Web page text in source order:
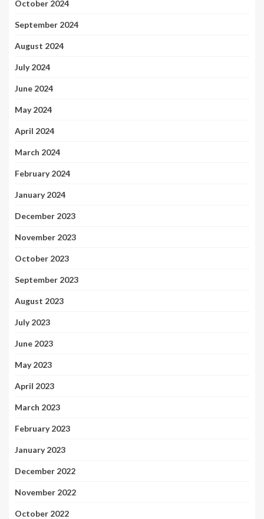
October 2024
September 2024
August 2024
July 2024
June 2024
May 2024
April 2024
March 2024
February 2024
January 2024
December 2023
November 2023
October 2023
September 2023
August 2023
July 2023
June 2023
May 2023
April 2023
March 2023
February 2023
January 2023
December 2022
November 2022
October 2022